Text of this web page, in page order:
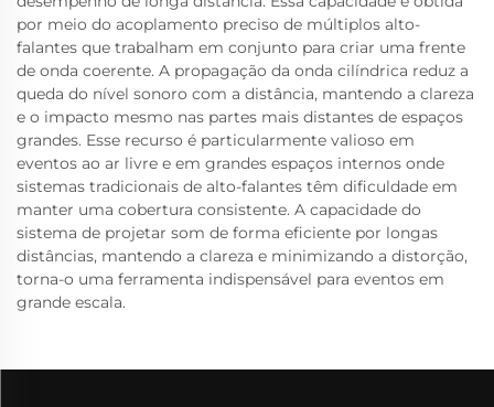
por meio do acoplamento preciso de múltiplos alto-
falantes que trabalham em conjunto para criar uma frente
de onda coerente. A propagação da onda cilíndrica reduz a
queda do nível sonoro com a distância, mantendo a clareza
e o impacto mesmo nas partes mais distantes de espaços
grandes. Esse recurso é particularmente valioso em
eventos ao ar livre e em grandes espaços internos onde
sistemas tradicionais de alto-falantes têm dificuldade em
manter uma cobertura consistente. A capacidade do
sistema de projetar som de forma eficiente por longas
distâncias, mantendo a clareza e minimizando a distorção,
torna-o uma ferramenta indispensável para eventos em
grande escala.